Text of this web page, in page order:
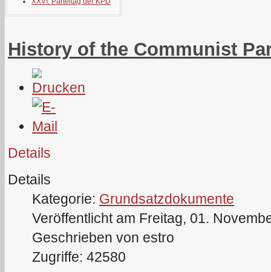
History of the Communist
Details
Details
Kategorie: Grundsatzdokumente
Veröffentlicht am Freitag, 01.
Geschrieben von estro
Zugriffe: 42580